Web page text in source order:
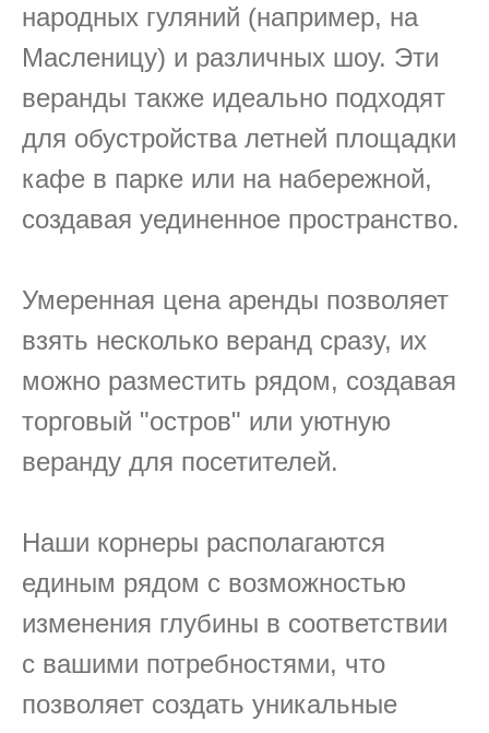
народных гуляний (например, на
Масленицу) и различных шоу. Эти
веранды также идеально подходят
для обустройства летней площадки
кафе в парке или на набережной,
создавая уединенное пространство.
Умеренная цена аренды позволяет
взять несколько веранд сразу, их
можно разместить рядом, создавая
торговый "остров" или уютную
веранду для посетителей.
Наши корнеры располагаются
единым рядом с возможностью
изменения глубины в соответствии
с вашими потребностями, что
позволяет создать уникальные